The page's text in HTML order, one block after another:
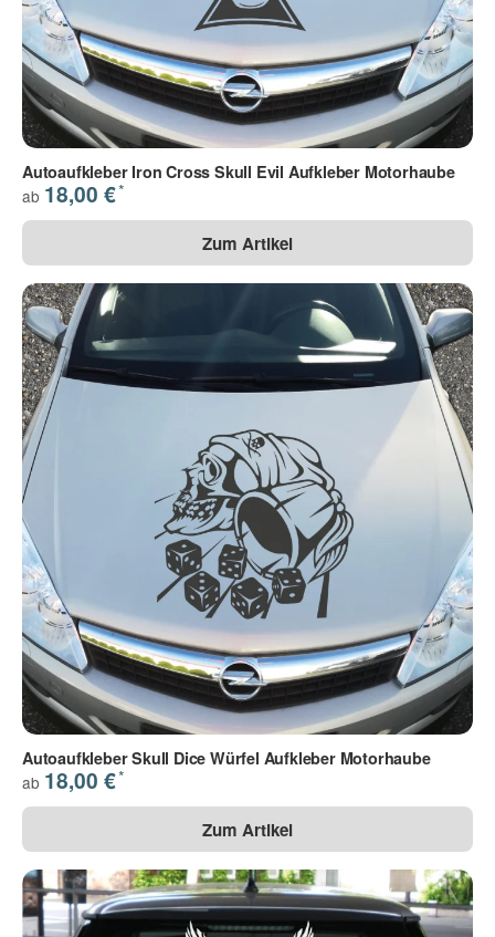
Autoaufkleber Iron Cross Skull Evil Aufkleber Motorhaube
ab 18,00 €*
Zum Artikel
Autoaufkleber Skull Dice Würfel Aufkleber Motorhaube
ab 18,00 €*
Zum Artikel